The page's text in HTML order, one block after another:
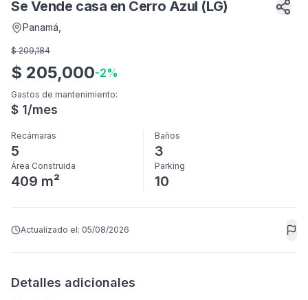
Se Vende casa en Cerro Azul (LG)
Panamá
$ 209,184
$ 205,000-2%
Gastos de mantenimiento:
$ 1/mes
Recámaras
5
Baños
3
Área Construida
409 m²
Parking
10
Actualizado el: 05/08/2026
Detalles adicionales